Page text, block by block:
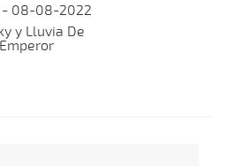
- 08-08-2022
y Lluvia De